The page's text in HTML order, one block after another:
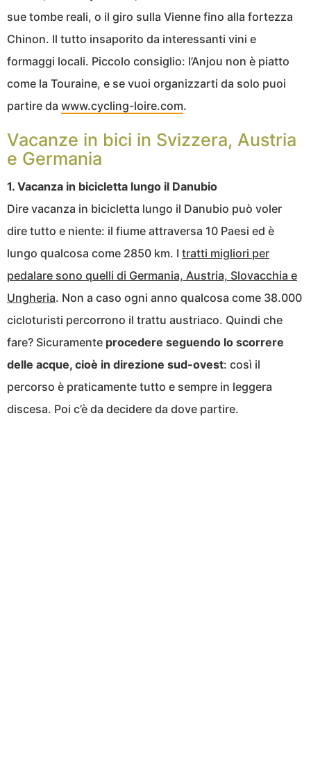
sue tombe reali, o il giro sulla Vienne fino alla fortezza
Chinon. Il tutto insaporito da interessanti vini e
formaggi locali. Piccolo consiglio: l’Anjou non è piatto
come la Touraine, e se vuoi organizzarti da solo puoi
partire da www.cycling-loire.com.
Vacanze in bici in Svizzera, Austria
e Germania
1. Vacanza in bicicletta lungo il Danubio
Dire vacanza in bicicletta lungo il Danubio può voler
dire tutto e niente: il fiume attraversa 10 Paesi ed è
lungo qualcosa come 2850 km. I tratti migliori per
pedalare sono quelli di Germania, Austria, Slovacchia e
Ungheria. Non a caso ogni anno qualcosa come 38.000
cicloturisti percorrono il trattu austriaco. Quindi che
fare? Sicuramente procedere seguendo lo scorrere
delle acque, cioè in direzione sud-ovest: così il
percorso è praticamente tutto e sempre in leggera
discesa. Poi c’è da decidere da dove partire.